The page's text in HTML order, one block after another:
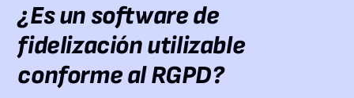
¿Es un software de
fidelización utilizable
conforme al RGPD?